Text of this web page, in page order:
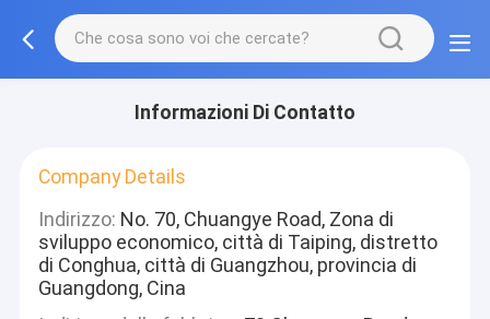
Informazioni Di Contatto
Company Details
Indirizzo: No. 70, Chuangye Road, Zona di
sviluppo economico, città di Taiping, distretto
di Conghua, città di Guangzhou, provincia di
Guangdong, Cina